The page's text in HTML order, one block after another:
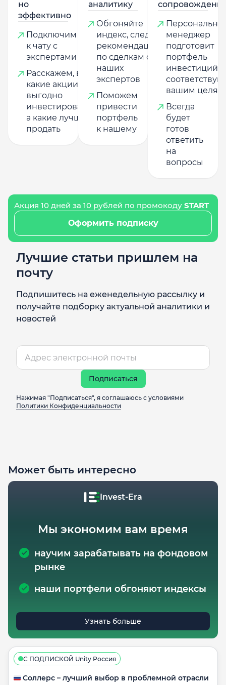
но
эффективно
Подключим
к чату с
экспертами
Расскажем, в
какие акции
выгодно
инвестировать,
а какие лучше
продать
аналитику
Обгоняйте
индекс, следуя
рекомендациям
по сделкам от
наших
экспертов
Поможем
привести
портфель
к нашему
менеджер
подготовит
портфель
инвестиций,
вашим целям
Всегда
будет
готов
ответить
на
вопросы
Акция 10 дней за 10 рублей по промокоду START
Оформить подписку
Лучшие статьи пришлем на
почту
Подпишитесь на еженедельную рассылку и
получайте подборку актуальной аналитики и
новостей
Подписаться
Нажимая "Подписаться", я соглашаюсь с условиями
Политики Конфиденциальности
Может быть интересно
Invest-Era
Мы экономим вам время
научим зарабатывать на фондовом
рынке
наши портфели обгоняют индексы
Узнать больше
С ПОДПИСКОЙ Unity Россия
🇷🇺 Соллерс – лучший выбор в проблемной отрасли